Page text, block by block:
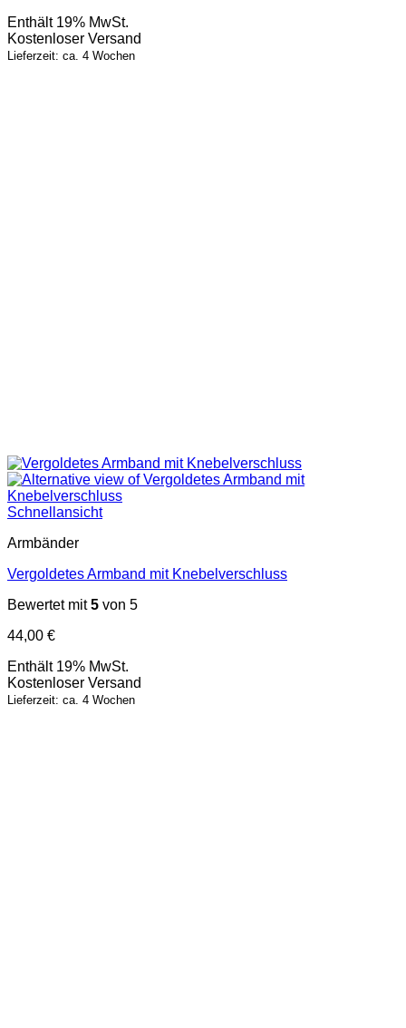
Enthält 19% MwSt.
Kostenloser Versand
Lieferzeit: ca. 4 Wochen
Schnellansicht
Armbänder
Vergoldetes Armband mit Knebelverschluss
Bewertet mit5 von 5
44,00 €
Enthält 19% MwSt.
Kostenloser Versand
Lieferzeit: ca. 4 Wochen